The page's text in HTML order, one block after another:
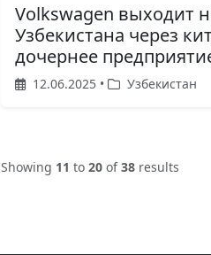
Volkswagen выходит
Узбекистана через
дочернее
12.06.2025 • Узбекистан
Showing 11 to 20 of38 results